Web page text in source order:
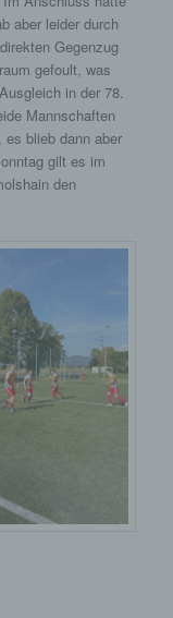
aber leider durch
Gegenzug
gefoult, was
in der 78.
Mannschaften
blieb dann aber
gilt es im
den